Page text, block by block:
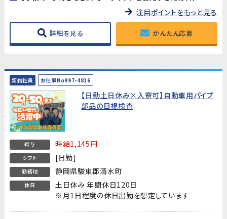
注目ポイントをもっと見る
詳細を見る かんたん応募
契約社員 お仕事No997-4816
【日勤土日休み×入寮可】自動車用パイプ
部品の目視検査
給与 時給1,145円
シフト [日勤]
勤務地 静岡県駿東郡清水町
休日
土日休み 年間休日120日
※月1日程度の休日出勤を想定しています